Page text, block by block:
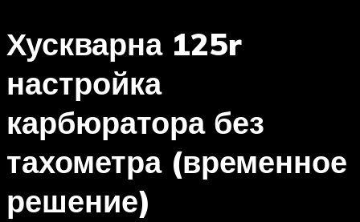
Хускварна 125r
настройка
карбюратора без
тахометра (временное
решение)